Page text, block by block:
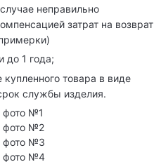
неправильно
затрат на возврат
до 1 года;
товара в виде
службы изделия.